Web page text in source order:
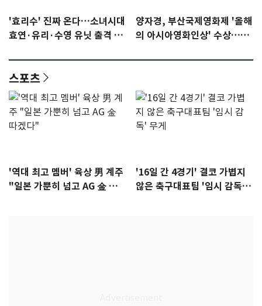
'효리수' 진짜 온다…소녀시대
효연·유리·수영 유닛 출격 [N
양자경, 부산국제영화제 '올해
의 아시아영화인상' 수상…15
스포츠
'역대 최고 멤버' 육상 男 계주
"일본 가뿐히 넘고 AG 金 따겠
'16일 간 4경기' 결코 가볍지
않은 축구대표팀 '임시 감독'